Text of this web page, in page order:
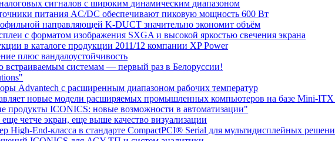
сигналов с широким динамическим диапазоном
питания AC/DC обеспечивают пиковую мощность 600 Вт
направляющей K-DUCT значительно экономит объём
с форматом изображения SXGA и высокой яркостью свечения экрана
в каталоге продукции 2011/12 компании XP Power
плюс вандалоустойчивость
системам — первый раз в Белоруссии!
Advantech с расширенным диапазоном рабочих температур
новые модели расширяемых промышленных компьютеров на базе Mini-
продукты ICONICS: новые возможности в автоматизации"
четче экран, еще выше качество визуализации
High-End-класса в стандарте CompactPCI® Serial для мультидисплейных